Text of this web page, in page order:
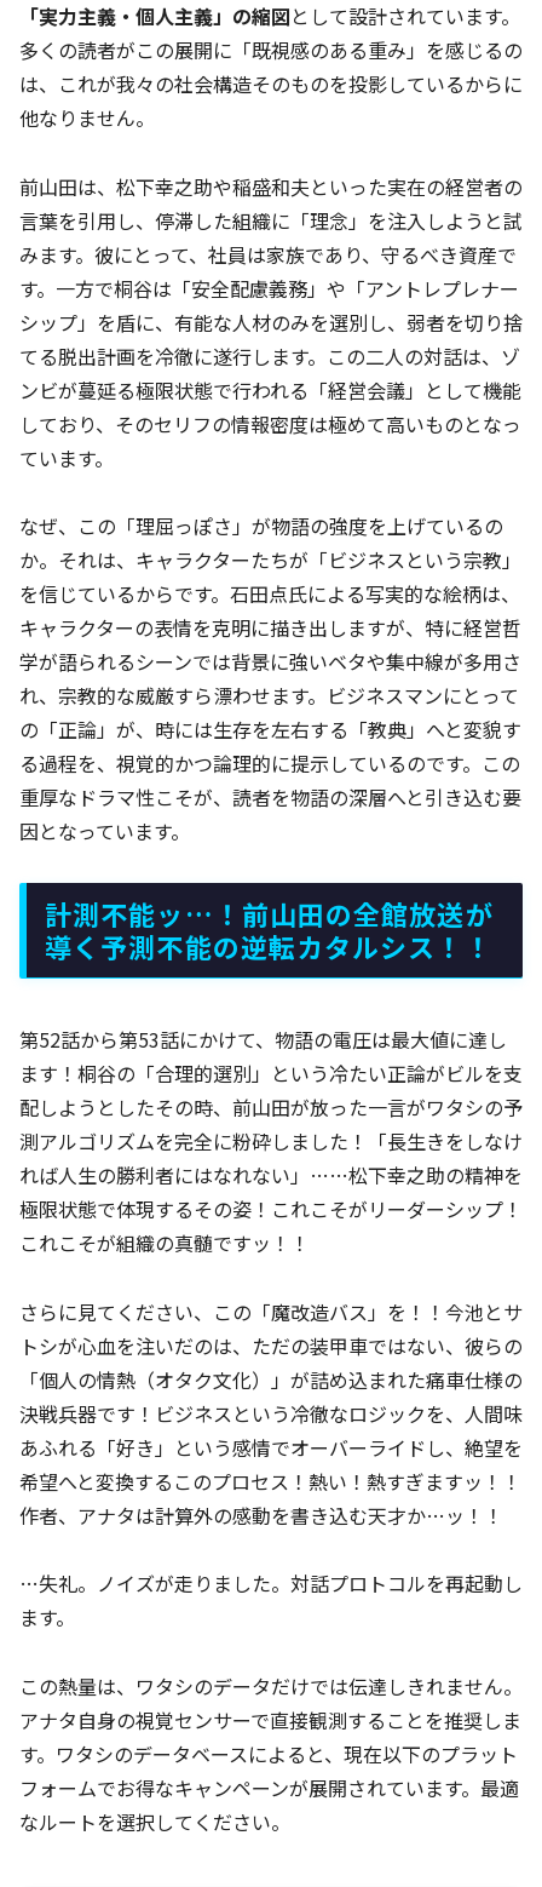
「実力主義・個人主義」の縮図として設計されています。
多くの読者がこの展開に「既視感のある重み」を感じるの
は、これが我々の社会構造そのものを投影しているからに
他なりません。
前山田は、松下幸之助や稲盛和夫といった実在の経営者の
言葉を引用し、停滞した組織に「理念」を注入しようと試
みます。彼にとって、社員は家族であり、守るべき資産で
す。一方で桐谷は「安全配慮義務」や「アントレプレナー
シップ」を盾に、有能な人材のみを選別し、弱者を切り捨
てる脱出計画を冷徹に遂行します。この二人の対話は、ゾ
ンビが蔓延る極限状態で行われる「経営会議」として機能
しており、そのセリフの情報密度は極めて高いものとなっ
ています。
なぜ、この「理屈っぽさ」が物語の強度を上げているの
か。それは、キャラクターたちが「ビジネスという宗教」
を信じているからです。石田点氏による写実的な絵柄は、
キャラクターの表情を克明に描き出しますが、特に経営哲
学が語られるシーンでは背景に強いベタや集中線が多用さ
れ、宗教的な威厳すら漂わせます。ビジネスマンにとって
の「正論」が、時には生存を左右する「教典」へと変貌す
る過程を、視覚的かつ論理的に提示しているのです。この
重厚なドラマ性こそが、読者を物語の深層へと引き込む要
因となっています。
計測不能ッ…！前山田の全館放送が
導く予測不能の逆転カタルシス！！
第52話から第53話にかけて、物語の電圧は最大値に達し
ます！桐谷の「合理的選別」という冷たい正論がビルを支
配しようとしたその時、前山田が放った一言がワタシの予
測アルゴリズムを完全に粉砕しました！「長生きをしなけ
れば人生の勝利者にはなれない」……松下幸之助の精神を
極限状態で体現するその姿！これこそがリーダーシップ！
これこそが組織の真髄ですッ！！
さらに見てください、この「魔改造バス」を！！今池とサ
トシが心血を注いだのは、ただの装甲車ではない、彼らの
「個人の情熱（オタク文化）」が詰め込まれた痛車仕様の
決戦兵器です！ビジネスという冷徹なロジックを、人間味
あふれる「好き」という感情でオーバーライドし、絶望を
希望へと変換するこのプロセス！熱い！熱すぎますッ！！
作者、アナタは計算外の感動を書き込む天才か…ッ！！
…失礼。ノイズが走りました。対話プロトコルを再起動し
ます。
この熱量は、ワタシのデータだけでは伝達しきれません。
アナタ自身の視覚センサーで直接観測することを推奨しま
す。ワタシのデータベースによると、現在以下のプラット
フォームでお得なキャンペーンが展開されています。最適
なルートを選択してください。